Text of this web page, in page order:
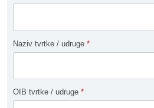
Naziv tvrtke / udruge *
OIB tvrtke / udruge *